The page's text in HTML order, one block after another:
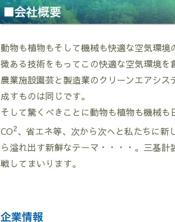
動物も植物もそして機械も快適な空気環
徴ある技術をもってこの快適な空気環境を
農業施設園芸と製造業のクリーンエアシ
成すものは同じです。
そして驚くべきことに動物も植物も機械
CO2、省エネ等、次から次へと私たちに
ら溢れ出す新鮮なテーマ・・・・。三基
戦してまいります。